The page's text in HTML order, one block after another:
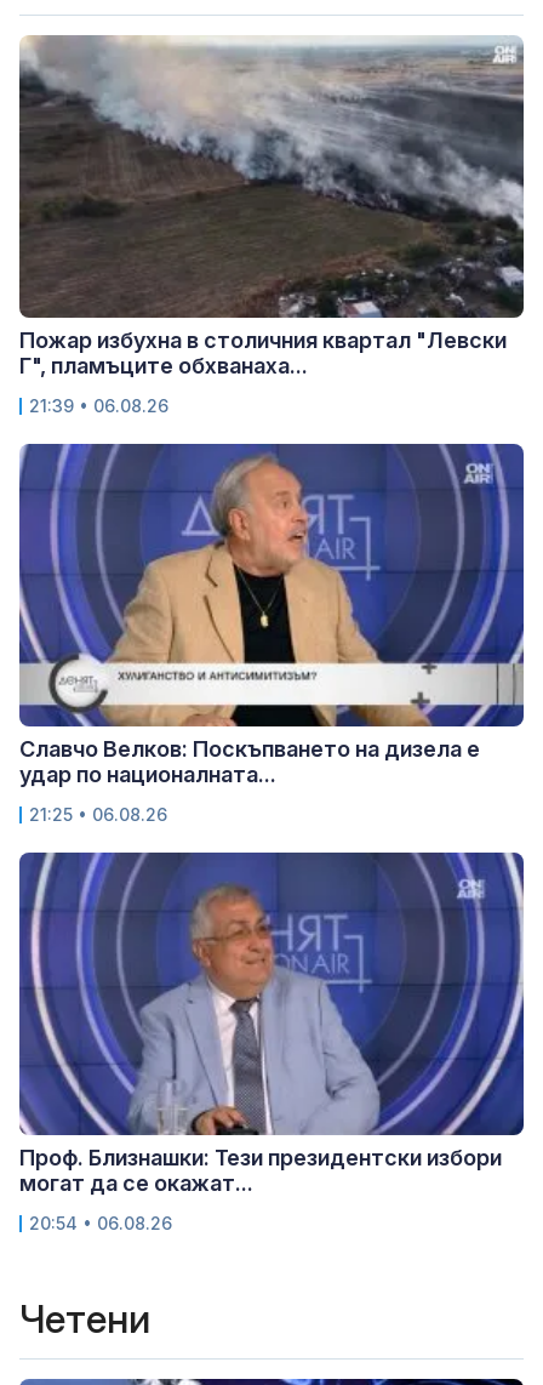
Пожар избухна в столичния квартал "Левски
Г", пламъците обхванаха...
21:39 • 06.08.26
Славчо Велков: Поскъпването на дизела е
удар по националната...
21:25 • 06.08.26
Проф. Близнашки: Тези президентски избори
могат да се окажат...
20:54 • 06.08.26
Четени